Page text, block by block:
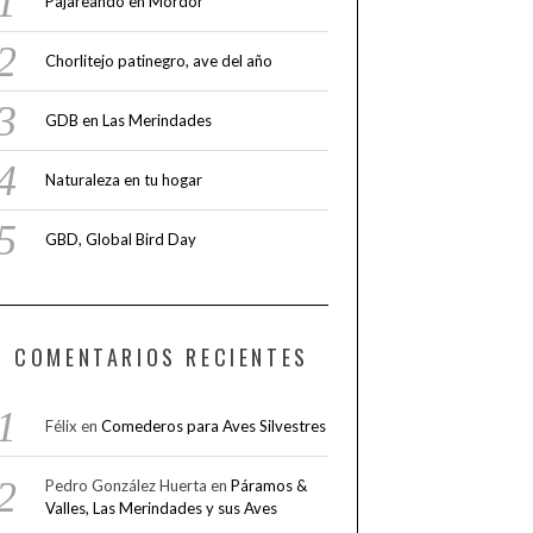
Chorlitejo patinegro, ave del año
GDB en Las Merindades
Naturaleza en tu hogar
GBD, Global Bird Day
COMENTARIOS RECIENTES
Félix en Comederos para Aves Silvestres
Pedro González Huerta en Páramos &
Valles, Las Merindades y sus Aves